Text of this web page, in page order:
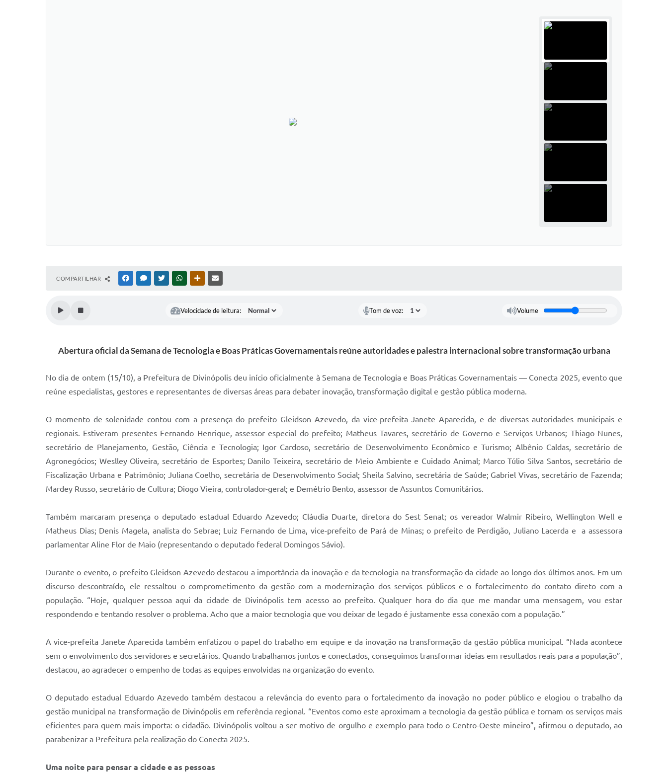
COMPARTILHAR FACEBOOKMESSENGER
TWITTERWHATSAPPOUTRAS MÍDIAS
Velocidade de leitura: Tom de voz: Volume
Abertura oficial da Semana de Tecnologia e Boas Práticas Governamentais reúne autoridades e palestra internacional sobre transformação urbana
No dia de ontem (15/10), a Prefeitura de Divinópolis deu início oficialmente à Semana de Tecnologia e Boas Práticas Governamentais — Conecta 2025, evento que
reúne especialistas, gestores e representantes de diversas áreas para debater inovação, transformação digital e gestão pública moderna.
O momento de solenidade contou com a presença do prefeito Gleidson Azevedo, da vice-prefeita Janete Aparecida, e de diversas autoridades municipais e
regionais. Estiveram presentes Fernando Henrique, assessor especial do prefeito; Matheus Tavares, secretário de Governo e Serviços Urbanos; Thiago Nunes,
secretário de Planejamento, Gestão, Ciência e Tecnologia; Igor Cardoso, secretário de Desenvolvimento Econômico e Turismo; Albênio Caldas, secretário de
Agronegócios; Weslley Oliveira, secretário de Esportes; Danilo Teixeira, secretário de Meio Ambiente e Cuidado Animal; Marco Túlio Silva Santos, secretário de
Fiscalização Urbana e Patrimônio; Juliana Coelho, secretária de Desenvolvimento Social; Sheila Salvino, secretária de Saúde; Gabriel Vivas, secretário de Fazenda;
Mardey Russo, secretário de Cultura; Diogo Vieira, controlador-geral; e Demétrio Bento, assessor de Assuntos Comunitários.
Também marcaram presença o deputado estadual Eduardo Azevedo; Cláudia Duarte, diretora do Sest Senat; os vereador Walmir Ribeiro, Wellington Well e
Matheus Dias; Denis Magela, analista do Sebrae; Luiz Fernando de Lima, vice-prefeito de Pará de Minas; o prefeito de Perdigão, Juliano Lacerda e a assessora
parlamentar Aline Flor de Maio (representando o deputado federal Domingos Sávio).
Durante o evento, o prefeito Gleidson Azevedo destacou a importância da inovação e da tecnologia na transformação da cidade ao longo dos últimos anos. Em um
discurso descontraído, ele ressaltou o comprometimento da gestão com a modernização dos serviços públicos e o fortalecimento do contato direto com a
população. “Hoje, qualquer pessoa aqui da cidade de Divinópolis tem acesso ao prefeito. Qualquer hora do dia que me mandar uma mensagem, vou estar
respondendo e tentando resolver o problema. Acho que a maior tecnologia que vou deixar de legado é justamente essa conexão com a população.”
A vice-prefeita Janete Aparecida também enfatizou o papel do trabalho em equipe e da inovação na transformação da gestão pública municipal. “Nada acontece
sem o envolvimento dos servidores e secretários. Quando trabalhamos juntos e conectados, conseguimos transformar ideias em resultados reais para a população”,
destacou, ao agradecer o empenho de todas as equipes envolvidas na organização do evento.
O deputado estadual Eduardo Azevedo também destacou a relevância do evento para o fortalecimento da inovação no poder público e elogiou o trabalho da
gestão municipal na transformação de Divinópolis em referência regional. “Eventos como este aproximam a tecnologia da gestão pública e tornam os serviços mais
eficientes para quem mais importa: o cidadão. Divinópolis voltou a ser motivo de orgulho e exemplo para todo o Centro-Oeste mineiro”, afirmou o deputado, ao
parabenizar a Prefeitura pela realização do Conecta 2025.
Uma noite para pensar a cidade e as pessoas